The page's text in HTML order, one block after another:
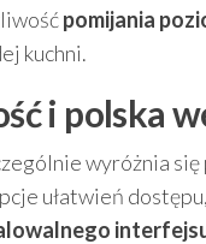
pomijania
kuchni.
i polska
wyróżnia
ułatwień